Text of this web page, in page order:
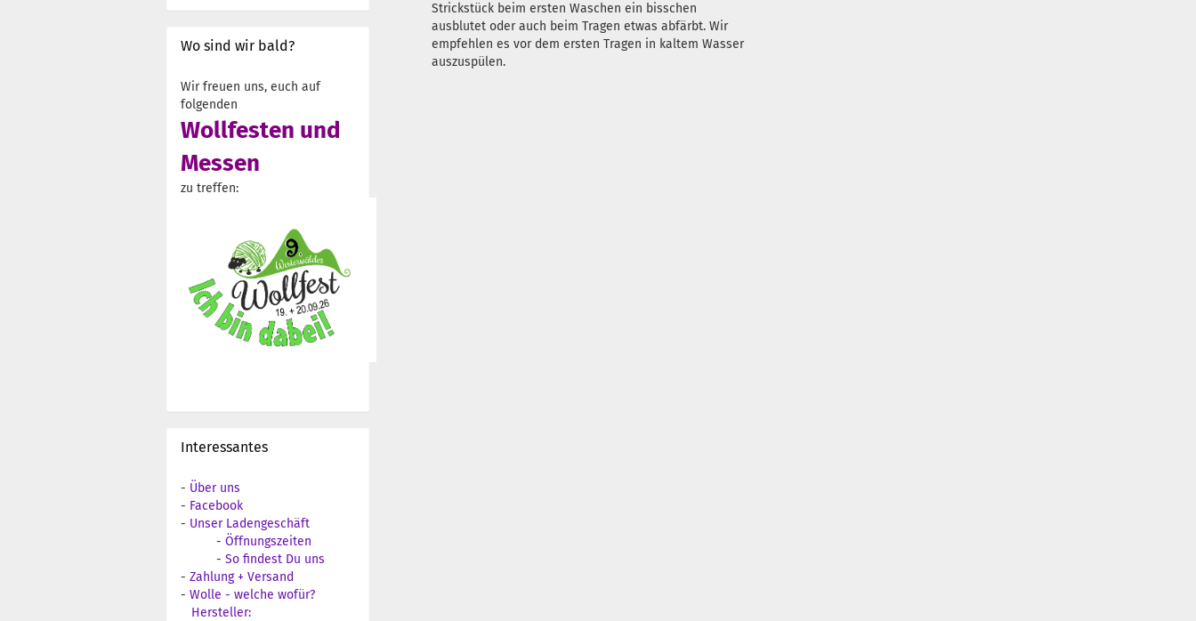
Strickstück beim ersten Waschen ein bisschen
ausblutet oder auch beim Tragen etwas abfärbt. Wir
empfehlen es vor dem ersten Tragen in kaltem Wasser
auszuspülen.
Wo sind wir bald?
Wir freuen uns, euch auf
folgenden
Wollfesten und
Messen
zu treffen:
Interessantes
- Über uns
- Facebook
- Unser Ladengeschäft
- Öffnungszeiten
- So findest Du uns
- Zahlung + Versand
- Wolle - welche wofür?
Hersteller: